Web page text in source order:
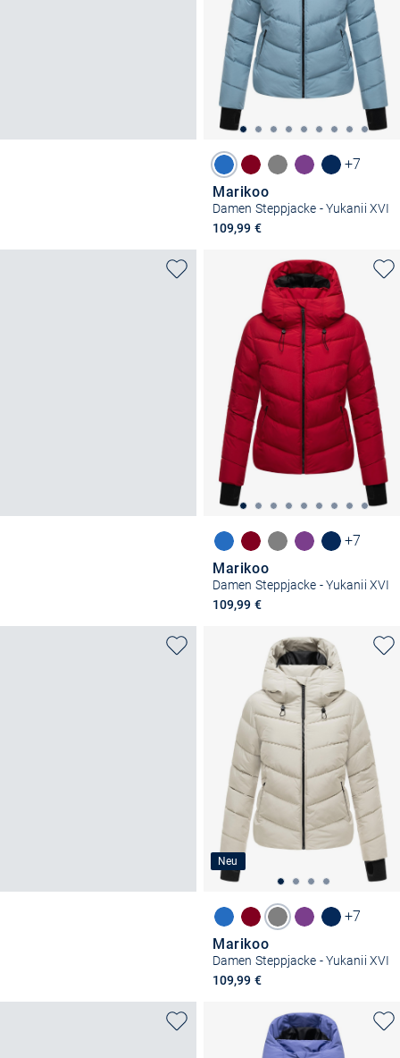
+7
Marikoo
Damen Steppjacke - Yukanii XVI
109,99 €
+7
Marikoo
Damen Steppjacke - Yukanii XVI
109,99 €
Neu
+7
Marikoo
Damen Steppjacke - Yukanii XVI
109,99 €